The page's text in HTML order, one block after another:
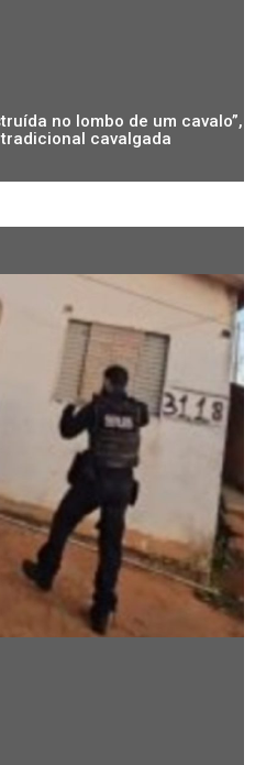
no lombo de um cavalo”,
cavalgada